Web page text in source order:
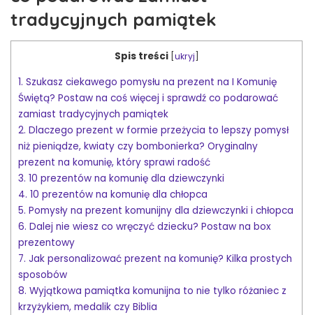
tradycyjnych pamiątek
Spis treści ukryj
1. Szukasz ciekawego pomysłu na prezent na I Komunię
Świętą? Postaw na coś więcej i sprawdź co podarować
zamiast tradycyjnych pamiątek
2. Dlaczego prezent w formie przeżycia to lepszy pomysł
niż pieniądze, kwiaty czy bombonierka? Oryginalny
prezent na komunię, który sprawi radość
3. 10 prezentów na komunię dla dziewczynki
4. 10 prezentów na komunię dla chłopca
5. Pomysły na prezent komunijny dla dziewczynki i chłopca
6. Dalej nie wiesz co wręczyć dziecku? Postaw na box
prezentowy
7. Jak personalizować prezent na komunię? Kilka prostych
sposobów
8. Wyjątkowa pamiątka komunijna to nie tylko różaniec z
krzyżykiem, medalik czy Biblia